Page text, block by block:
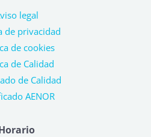
legal
de privacidad
de cookies
de Calidad
de Calidad
AENOR